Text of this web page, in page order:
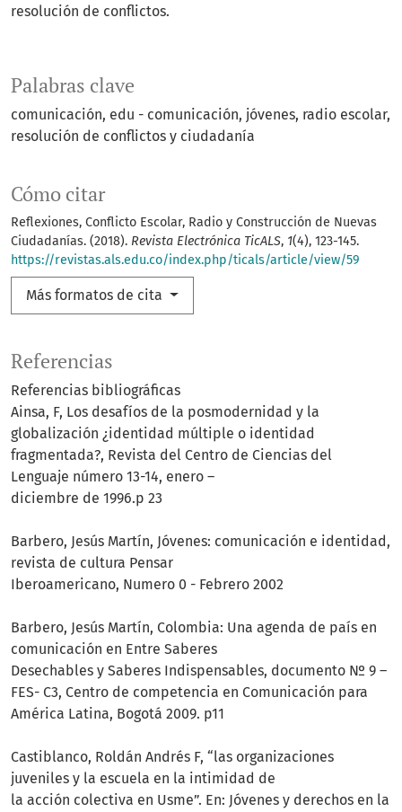
Palabras clave
comunicación, edu - comunicación, jóvenes, radio escolar,
resolución de conflictos y ciudadanía
Cómo citar
Reflexiones, Conflicto Escolar, Radio y Construcción de Nuevas
Ciudadanías. (2018). Revista Electrónica TicALS, 1(4), 123-145.
https://revistas.als.edu.co/index.php/ticals/article/view/59
Más formatos de cita
resolución de conflictos.
Referencias
Referencias bibliográficas
Ainsa, F, Los desafíos de la posmodernidad y la
globalización ¿identidad múltiple o identidad
fragmentada?, Revista del Centro de Ciencias del
Lenguaje número 13-14, enero –
diciembre de 1996.p 23
Barbero, Jesús Martín, Jóvenes: comunicación e identidad,
revista de cultura Pensar
Iberoamericano, Numero 0 - Febrero 2002
Barbero, Jesús Martín, Colombia: Una agenda de país en
comunicación en Entre Saberes
Desechables y Saberes Indispensables, documento № 9 –
FES- C3, Centro de competencia en Comunicación para
América Latina, Bogotá 2009. p11
Castiblanco, Roldán Andrés F, “las organizaciones
juveniles y la escuela en la intimidad de
la acción colectiva en Usme”. En: Jóvenes y derechos en la